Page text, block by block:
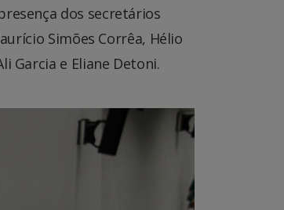
dos secretários
Simões Corrêa, Hélio
Garcia e Eliane Detoni.